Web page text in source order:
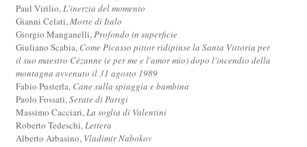
Paul Virilio,L'inerzia del momento
Gianni Celati,Morte di Italo
Giorgio Manganelli,Profondo in superficie
Giuliano Scabia, Come Picasso pittor ridipinse la Santa Vittoria per
il suo maestro Cézanne (e per me e l'amor mio) dopo l'incendio della
montagna avvenuto il 31 agosto 1989
Fabio Pusterla, Cane sulla spiaggia e bambina
Paolo Fossati,Serate di Parigi
Massimo Cacciari,La soglia di Valentini
Roberto Tedeschi,Lettera
Alberto Arbasino, Vladimir Nabokov